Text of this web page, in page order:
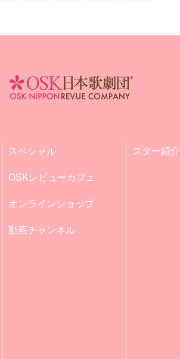
スペシャル
OSKレビューカフェ
オンラインショップ
動画チャンネル
スター紹介